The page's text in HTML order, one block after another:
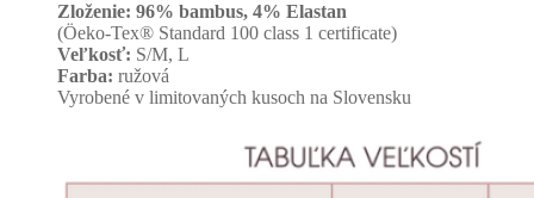
Zloženie: 96% bambus, 4% Elastan
(Öeko-Tex® Standard 100 class 1 certificate)
Veľkosť: S/M, L
Farba: ružová
Vyrobené v limitovaných kusoch na Slovensku